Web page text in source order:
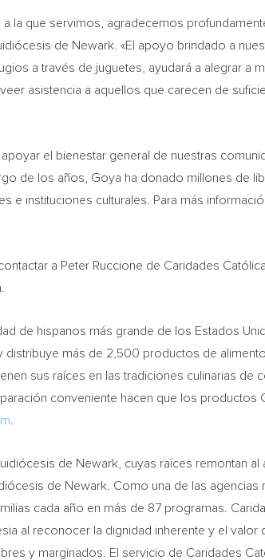
la que servimos, agradecemos
de Newark . «El apoyo brindado a
a través de juguetes, ayudará a alegrar a
asistencia a aquellos que carecen de
el bienestar general de nuestras
de los años, Goya ha donado millones de
e instituciones culturales. Para más
a Peter Ruccione de Caridades
de hispanos más grande de los Estados
más de 2,500 productos de
sus raíces en las tradiciones culinarias de
conveniente hacen que los productos
de Newark , cuyas raíces remontan al
de Newark . Como una de las agencias
cada año en más de 87 programas.
al reconocer la dignidad inherente y el valor
y marginados. El servicio de Caridades